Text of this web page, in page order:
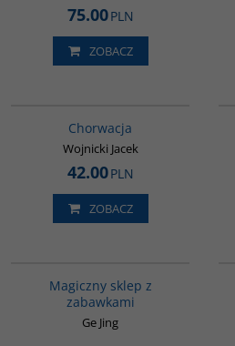
75.00PLN
ZOBACZ
Chorwacja
Wojnicki Jacek
42.00PLN
ZOBACZ
języka azerbejdżańskiego!
Wydawnictwo: Dialog
Autor: Michał Łabenda
Wydanie: Warszawa
Rok wydania: 2024
Typ okładki: oprawa miękka
Liczba stron: 342
Magiczny sklep z
zabawkami
Ge Jing